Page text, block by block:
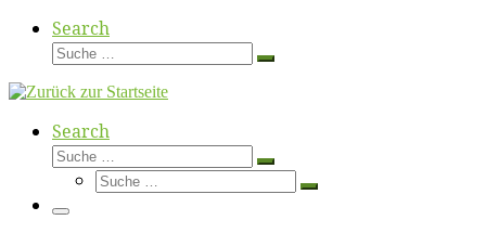
Search
Suche
Suche
Search
Suche
Suche
Suche
Suche
Menü